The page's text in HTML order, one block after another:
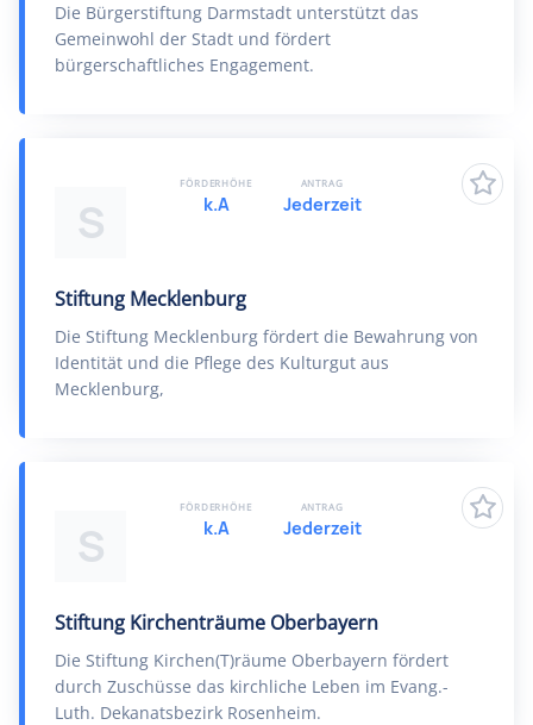
Die Bürgerstiftung Darmstadt unterstützt das
Gemeinwohl der Stadt und fördert
bürgerschaftliches Engagement.
S
Stiftung Mecklenburg
Die Stiftung Mecklenburg fördert die Bewahrung von
Identität und die Pflege des Kulturgut aus
Mecklenburg,
FÖRDERHÖHE
k.A
ANTRAG
Jederzeit
S
Stiftung Kirchenträume Oberbayern
Die Stiftung Kirchen(T)räume Oberbayern fördert
durch Zuschüsse das kirchliche Leben im Evang.-
Luth. Dekanatsbezirk Rosenheim.
FÖRDERHÖHE
k.A
ANTRAG
Jederzeit